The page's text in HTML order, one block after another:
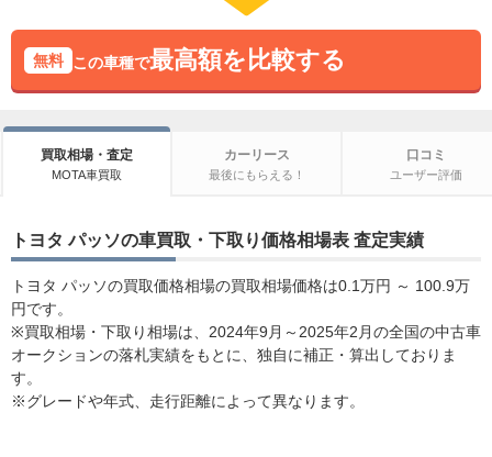
無料 この車種で最高額を比較する
買取相場・査定
MOTA車買取
カーリース
最後にもらえる！
口コミ
ユーザー評価
トヨタ パッソの車買取・下取り価格相場表 査定実績
トヨタ パッソの買取価格相場の買取相場価格は0.1万円 ～ 100.9万
円です。
※買取相場・下取り相場は、2024年9月～2025年2月の全国の中古車
オークションの落札実績をもとに、独自に補正・算出しておりま
す。
※グレードや年式、走行距離によって異なります。